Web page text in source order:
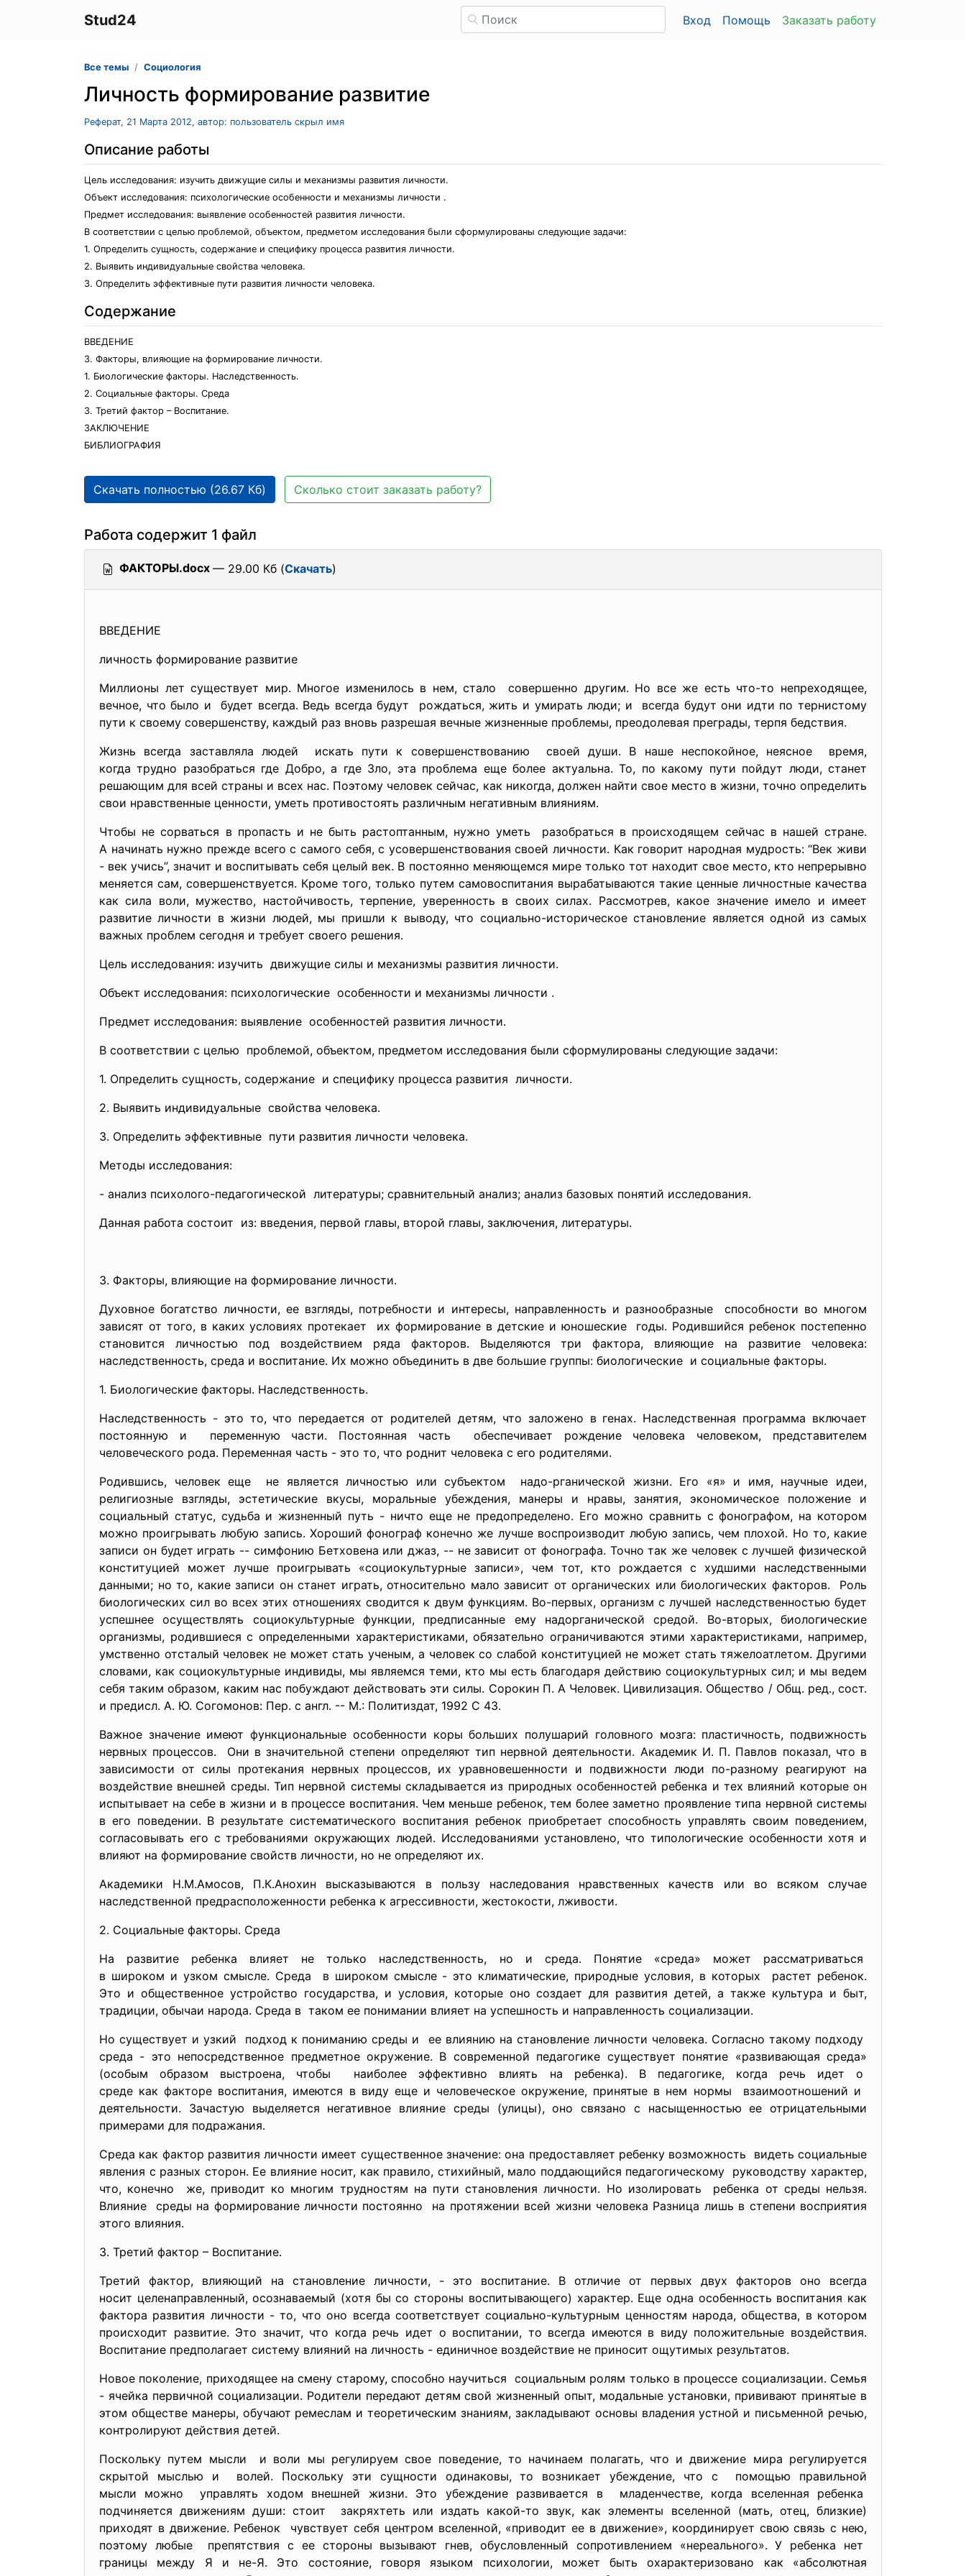
Stud24 Вход Помощь Заказать работу
Все темы Социология
Личность формирование развитие
Реферат, 21 Марта 2012, автор: пользователь скрыл имя
Описание работы
Цель исследования: изучить движущие силы и механизмы развития личности.
Объект исследования: психологические особенности и механизмы личности .
Предмет исследования: выявление особенностей развития личности.
В соответствии с целью проблемой, объектом, предметом исследования были сформулированы следующие задачи:
1. Определить сущность, содержание и специфику процесса развития личности.
2. Выявить индивидуальные свойства человека.
3. Определить эффективные пути развития личности человека.
Содержание
ВВЕДЕНИЕ
3. Факторы, влияющие на формирование личности.
1. Биологические факторы. Наследственность.
2. Социальные факторы. Среда
3. Третий фактор – Воспитание.
ЗАКЛЮЧЕНИЕ
БИБЛИОГРАФИЯ
Скачать полностью (26.67 Кб) Сколько стоит заказать работу?
Работа содержит 1 файл
ФАКТОРЫ.docx — 29.00 Кб (Скачать)
ВВЕДЕНИЕ
личность формирование развитие
Миллионы лет существует мир. Многое изменилось в нем, стало совершенно другим. Но все же есть что-то непреходящее,
вечное, что было и будет всегда. Ведь всегда будут рождаться, жить и умирать люди; и всегда будут они идти по тернистому
пути к своему совершенству, каждый раз вновь разрешая вечные жизненные проблемы, преодолевая преграды, терпя бедствия.
Жизнь всегда заставляла людей искать пути к совершенствованию своей души. В наше неспокойное, неясное время,
когда трудно разобраться где Добро, а где Зло, эта проблема еще более актуальна. То, по какому пути пойдут люди, станет
решающим для всей страны и всех нас. Поэтому человек сейчас, как никогда, должен найти свое место в жизни, точно определить
свои нравственные ценности, уметь противостоять различным негативным влияниям.
Чтобы не сорваться в пропасть и не быть растоптанным, нужно уметь разобраться в происходящем сейчас в нашей стране.
А начинать нужно прежде всего с самого себя, с усовершенствования своей личности. Как говорит народная мудрость: “Век живи
- век учись”, значит и воспитывать себя целый век. В постоянно меняющемся мире только тот находит свое место, кто непрерывно
меняется сам, совершенствуется. Кроме того, только путем самовоспитания вырабатываются такие ценные личностные качества
как сила воли, мужество, настойчивость, терпение, уверенность в своих силах. Рассмотрев, какое значение имело и имеет
развитие личности в жизни людей, мы пришли к выводу, что социально-историческое становление является одной из самых
важных проблем сегодня и требует своего решения.
Цель исследования: изучить движущие силы и механизмы развития личности.
Объект исследования: психологические особенности и механизмы личности .
Предмет исследования: выявление особенностей развития личности.
В соответствии с целью проблемой, объектом, предметом исследования были сформулированы следующие задачи:
1. Определить сущность, содержание и специфику процесса развития личности.
2. Выявить индивидуальные свойства человека.
3. Определить эффективные пути развития личности человека.
Методы исследования:
- анализ психолого-педагогической литературы; сравнительный анализ; анализ базовых понятий исследования.
Данная работа состоит из: введения, первой главы, второй главы, заключения, литературы.
3. Факторы, влияющие на формирование личности.
Духовное богатство личности, ее взгляды, потребности и интересы, направленность и разнообразные способности во многом
зависят от того, в каких условиях протекает их формирование в детские и юношеские годы. Родившийся ребенок постепенно
становится личностью под воздействием ряда факторов. Выделяются три фактора, влияющие на развитие человека:
наследственность, среда и воспитание. Их можно объединить в две большие группы: биологические и социальные факторы.
1. Биологические факторы. Наследственность.
Наследственность - это то, что передается от родителей детям, что заложено в генах. Наследственная программа включает
постоянную и переменную части. Постоянная часть обеспечивает рождение человека человеком, представителем
человеческого рода. Переменная часть - это то, что роднит человека с его родителями.
Родившись, человек еще не является личностью или субъектом надо-рганической жизни. Его «я» и имя, научные идеи,
религиозные взгляды, эстетические вкусы, моральные убеждения, манеры и нравы, занятия, экономическое положение и
социальный статус, судьба и жизненный путь - ничто еще не предопределено. Его можно сравнить с фонографом, на котором
можно проигрывать любую запись. Хороший фонограф конечно же лучше воспроизводит любую запись, чем плохой. Но то, какие
записи он будет играть -- симфонию Бетховена или джаз, -- не зависит от фонографа. Точно так же человек с лучшей физической
конституцией может лучше проигрывать «социокультурные записи», чем тот, кто рождается с худшими наследственными
данными; но то, какие записи он станет играть, относительно мало зависит от органических или биологических факторов. Роль
биологических сил во всех этих отношениях сводится к двум функциям. Во-первых, организм с лучшей наследственностью будет
успешнее осуществлять социокультурные функции, предписанные ему надорганической средой. Во-вторых, биологические
организмы, родившиеся с определенными характеристиками, обязательно ограничиваются этими характеристиками, например,
умственно отсталый человек не может стать ученым, а человек со слабой конституцией не может стать тяжелоатлетом. Другими
словами, как социокультурные индивиды, мы являемся теми, кто мы есть благодаря действию социокультурных сил; и мы ведем
себя таким образом, каким нас побуждают действовать эти силы. Сорокин П. А Человек. Цивилизация. Общество / Общ. ред., сост.
и предисл. А. Ю. Согомонов: Пер. с англ. -- М.: Политиздат, 1992 С 43.
Важное значение имеют функциональные особенности коры больших полушарий головного мозга: пластичность, подвижность
нервных процессов. Они в значительной степени определяют тип нервной деятельности. Академик И. П. Павлов показал, что в
зависимости от силы протекания нервных процессов, их уравновешенности и подвижности люди по-разному реагируют на
воздействие внешней среды. Тип нервной системы складывается из природных особенностей ребенка и тех влияний которые он
испытывает на себе в жизни и в процессе воспитания. Чем меньше ребенок, тем более заметно проявление типа нервной системы
в его поведении. В результате систематического воспитания ребенок приобретает способность управлять своим поведением,
согласовывать его с требованиями окружающих людей. Исследованиями установлено, что типологические особенности хотя и
влияют на формирование свойств личности, но не определяют их.
Академики Н.М.Амосов, П.К.Анохин высказываются в пользу наследования нравственных качеств или во всяком случае
наследственной предрасположенности ребенка к агрессивности, жестокости, лживости.
2. Социальные факторы. Среда
На развитие ребенка влияет не только наследственность, но и среда. Понятие «среда» может рассматриваться
в широком и узком смысле. Среда в широком смысле - это климатические, природные условия, в которых растет ребенок.
Это и общественное устройство государства, и условия, которые оно создает для развития детей, а также культура и быт,
традиции, обычаи народа. Среда в таком ее понимании влияет на успешность и направленность социализации.
Но существует и узкий подход к пониманию среды и ее влиянию на становление личности человека. Согласно такому подходу
среда - это непосредственное предметное окружение. В современной педагогике существует понятие «развивающая среда»
(особым образом выстроена, чтобы наиболее эффективно влиять на ребенка). В педагогике, когда речь идет о
среде как факторе воспитания, имеются в виду еще и человеческое окружение, принятые в нем нормы взаимоотношений и
деятельности. Зачастую выделяется негативное влияние среды (улицы), оно связано с насыщенностью ее отрицательными
примерами для подражания.
Среда как фактор развития личности имеет существенное значение: она предоставляет ребенку возможность видеть социальные
явления с разных сторон. Ее влияние носит, как правило, стихийный, мало поддающийся педагогическому руководству характер,
что, конечно же, приводит ко многим трудностям на пути становления личности. Но изолировать ребенка от среды нельзя.
Влияние среды на формирование личности постоянно на протяжении всей жизни человека Разница лишь в степени восприятия
этого влияния.
3. Третий фактор – Воспитание.
Третий фактор, влияющий на становление личности, - это воспитание. В отличие от первых двух факторов оно всегда
носит целенаправленный, осознаваемый (хотя бы со стороны воспитывающего) характер. Еще одна особенность воспитания как
фактора развития личности - то, что оно всегда соответствует социально-культурным ценностям народа, общества, в котором
происходит развитие. Это значит, что когда речь идет о воспитании, то всегда имеются в виду положительные воздействия.
Воспитание предполагает систему влияний на личность - единичное воздействие не приносит ощутимых результатов.
Новое поколение, приходящее на смену старому, способно научиться социальным pолям только в процессе социализации. Семья
- ячейка первичной социализации. Родители передают детям свой жизненный опыт, модальные установки, прививают принятые в
этом обществе манеры, обучают ремеслам и теоретическим знаниям, закладывают основы владения устной и письменной речью,
контpолиpуют действия детей.
Поскольку путем мысли и воли мы регулируем свое поведение, то начинаем полагать, что и движение мира регулируется
скрытой мыслью и волей. Поскольку эти сущности одинаковы, то возникает убеждение, что с помощью правильной
мысли можно управлять ходом внешней жизни. Это убеждение развивается в младенчестве, когда вселенная ребенка
подчиняется движениям души: стоит закряхтеть или издать какой-то звук, как элементы вселенной (мать, отец, близкие)
приходят в движение. Ребенок чувствует себя центром вселенной, «приводит ее в движение», координирует свою связь с нею,
поэтому любые препятствия с ее стороны вызывают гнев, обусловленный сопротивлением «нереального». У ребенка нет
границы между Я и не-Я. Это состояние, говоря языком психологии, может быть охарактеризовано как «абсолютная